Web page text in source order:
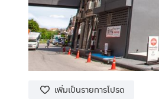
เพิ่มเป็นรายการโปรด